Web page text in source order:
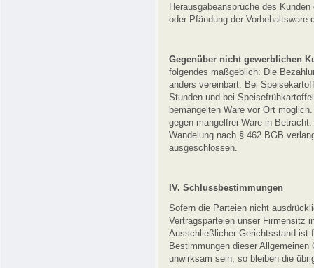
Herausgabeansprüche des
oder Pfändung der
Gegenüber nicht gewerblichen
folgendes maßgeblich: Die
anders vereinbart. Bei
Stunden und bei
bemängelten Ware vor Ort
gegen mangelfrei Ware in
Wandelung nach § 462 BGB
ausgeschlossen.
IV. Schlussbestimmungen
Sofern die Parteien nicht
Vertragsparteien unser Firmensitz
Ausschließlicher Gerichtsstand ist
Bestimmungen dieser
unwirksam sein, so bleiben die